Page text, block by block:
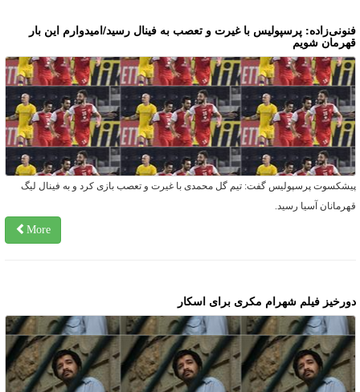
پرسپولیس با غیرت و تعصب به فینال رسید/امیدوارم این بار
شویم
پرسپولیس گفت: تیم گل محمدی با غیرت و تعصب بازی کرد و به فینال لیگ
آسیا رسید.
More
فیلم شهرام مکری برای اسکار